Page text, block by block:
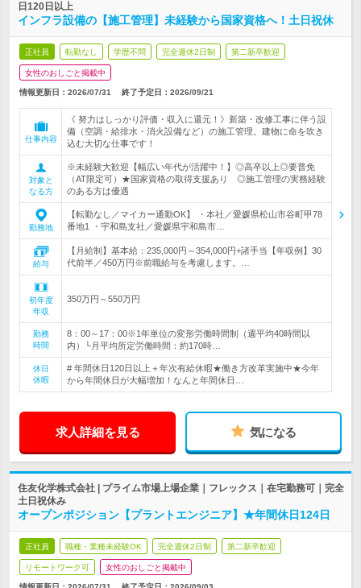
日120日以上
インフラ設備の【施工管理】未経験から国家資格へ！土日祝休
正社員 転勤なし 学歴不問 完全週休2日制 第二新卒歓迎
女性のおしごと掲載中
情報更新日：2026/07/31 終了予定日： 2026/09/21
仕事内容
《 努力はしっかり評価・収入に還元！》新築・改修工事に伴う設
備（空調・給排水・消火設備など）の施工管理。建物に命を吹き
込む大切な仕事です！
対象と
なる方
※未経験大歓迎【幅広い年代が活躍中！】◎高卒以上◎要普免
（AT限定可）★国家資格の取得支援あり ◎施工管理の実務経験
のある方は優遇
勤務地
【転勤なし／マイカー通勤OK】 ・本社／愛媛県松山市谷町甲78
番地1 ・宇和島支社／愛媛県宇和島市…
給与
【月給制】基本給：235,000円～354,000円+諸手当【年収例】30
代前半／450万円※前職給与を考慮します。…
初年度
年収
350万円～550万円
勤務
時間
8：00～17：00※1年単位の変形労働時間制（週平均40時間以
内）└月平均所定労働時間：約170時…
休日
休暇
# 年間休日120日以上＋年次有給休暇★働き方改革実施中★今年
から年間休日が大幅増加！なんと年間休日…
求人詳細を見る 気になる
住友化学株式会社 | プライム市場上場企業｜フレックス｜在宅勤務可｜完全
土日祝休み
オープンポジション【プラントエンジニア】★年間休日124日
正社員 職種・業種未経験OK 完全週休2日制 第二新卒歓迎
リモートワーク可 女性のおしごと掲載中